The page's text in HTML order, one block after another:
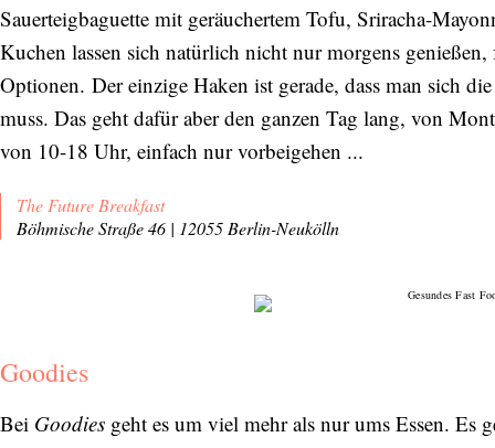
Sauerteigbaguette mit geräuchertem Tofu, Sriracha-
Kuchen lassen sich natürlich nicht nur morgens
Optionen. Der einzige Haken ist gerade, dass man sich
muss. Das geht dafür aber den ganzen Tag lang, von
von 10-18 Uhr, einfach nur vorbeigehen ...
The Future Breakfast
Böhmische Straße 46 | 12055 Berlin-Neukölln
Goodies
Bei Goodies geht es um viel mehr als nur ums Essen.